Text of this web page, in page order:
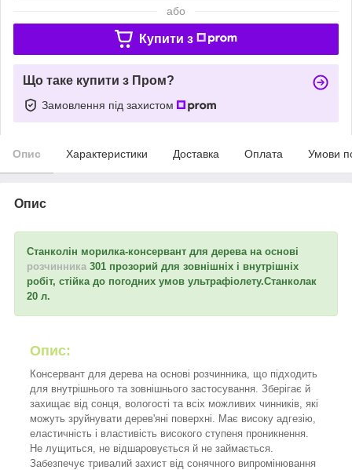
або
Купити з
Що таке купити з Пром?
Замовлення під захистом
Опис Характеристики Доставка Оплата Умови
Опис
Станколін морилка-консервант для дерева на основі
розчинника 301 прозорий для зовнішніх і внутрішніх
робіт, стійка до погодних умов ультрафіолету.Станколак
20 л.
Опис:
Консервант для дерева на основі розчинника, що підходить
для внутрішнього та зовнішнього застосування. Зберігає й
захищає від сонця, вологості та всіх можливих чинників, які
можуть зруйнувати дерев'яні поверхні. Має високу адгезію,
еластичність і властивість високого ступеня проникнення.
Не лущиться, не відшаровується й не займається.
Забезпечує тривалий захист від сонячного випромінювання